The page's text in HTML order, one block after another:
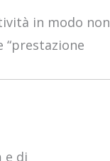
in modo non
e di